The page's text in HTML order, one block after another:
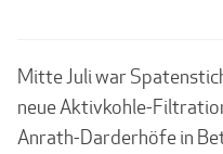
Mitte Juli war
neue Aktivkohle-
Anrath-Darderhöfe in